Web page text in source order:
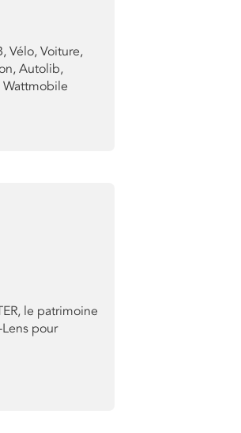
Vélo, Voiture,
Autolib,
Wattmobile
le patrimoine
pour